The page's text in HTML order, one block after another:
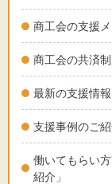
商工会の支援
商工会の共済
最新の支援情報
支援事例のご
働いてもらい
紹介」